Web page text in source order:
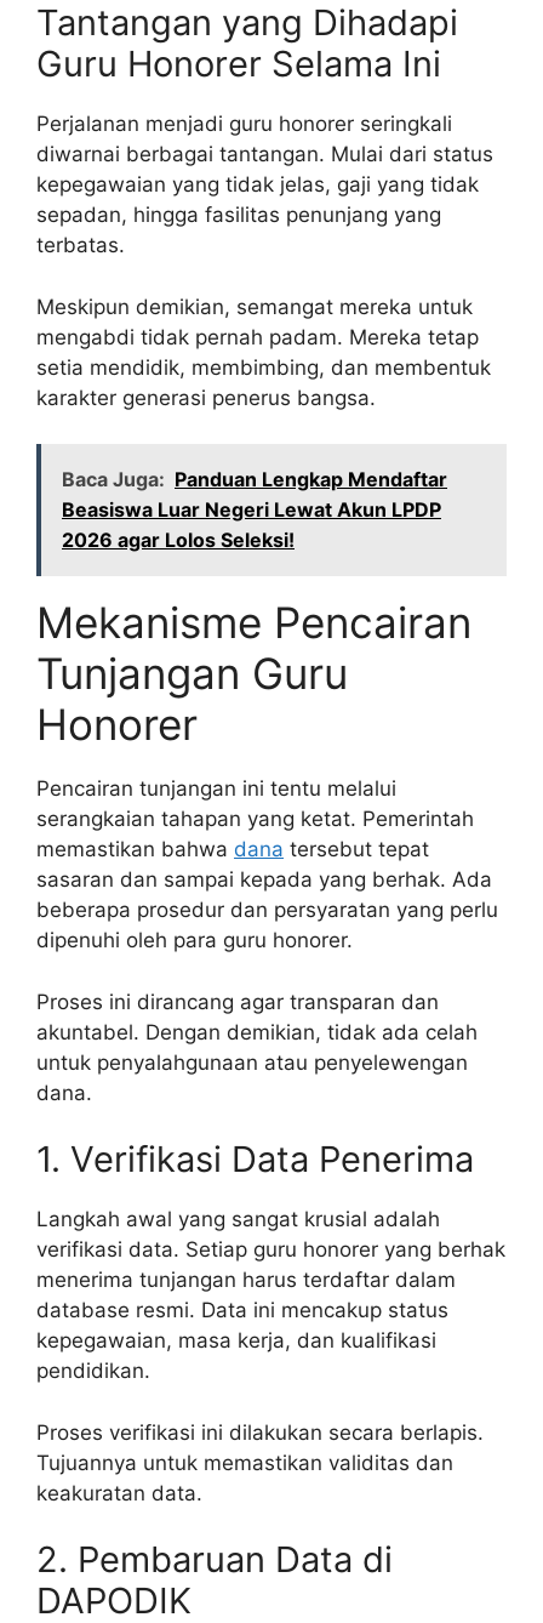
Tantangan yang Dihadapi
Guru Honorer Selama Ini
Perjalanan menjadi guru honorer seringkali
diwarnai berbagai tantangan. Mulai dari status
kepegawaian yang tidak jelas, gaji yang tidak
sepadan, hingga fasilitas penunjang yang
terbatas.
Meskipun demikian, semangat mereka untuk
mengabdi tidak pernah padam. Mereka tetap
setia mendidik, membimbing, dan membentuk
karakter generasi penerus bangsa.
Baca Juga: Panduan Lengkap Mendaftar
Beasiswa Luar Negeri Lewat Akun LPDP
2026 agar Lolos Seleksi!
Mekanisme Pencairan
Tunjangan Guru
Honorer
Pencairan tunjangan ini tentu melalui
serangkaian tahapan yang ketat. Pemerintah
memastikan bahwa dana tersebut tepat
sasaran dan sampai kepada yang berhak. Ada
beberapa prosedur dan persyaratan yang perlu
dipenuhi oleh para guru honorer.
Proses ini dirancang agar transparan dan
akuntabel. Dengan demikian, tidak ada celah
untuk penyalahgunaan atau penyelewengan
dana.
1. Verifikasi Data Penerima
Langkah awal yang sangat krusial adalah
verifikasi data. Setiap guru honorer yang berhak
menerima tunjangan harus terdaftar dalam
database resmi. Data ini mencakup status
kepegawaian, masa kerja, dan kualifikasi
pendidikan.
Proses verifikasi ini dilakukan secara berlapis.
Tujuannya untuk memastikan validitas dan
keakuratan data.
2. Pembaruan Data di
DAPODIK